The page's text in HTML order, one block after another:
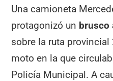
Una camioneta
protagonizó un brusco
sobre la ruta
moto en la que
Policía Municipal. A